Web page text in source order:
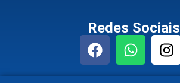
Redes Sociais